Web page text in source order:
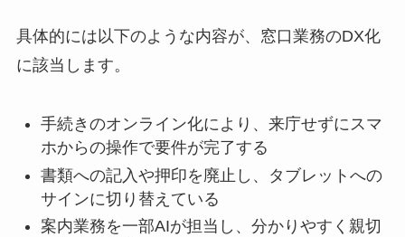
具体的には以下のような内容が、窓口業務のDX化
に該当します。
手続きのオンライン化により、来庁せずにスマ
ホからの操作で要件が完了する
書類への記入や押印を廃止し、タブレットへの
サインに切り替えている
案内業務を一部AIが担当し、分かりやすく親切